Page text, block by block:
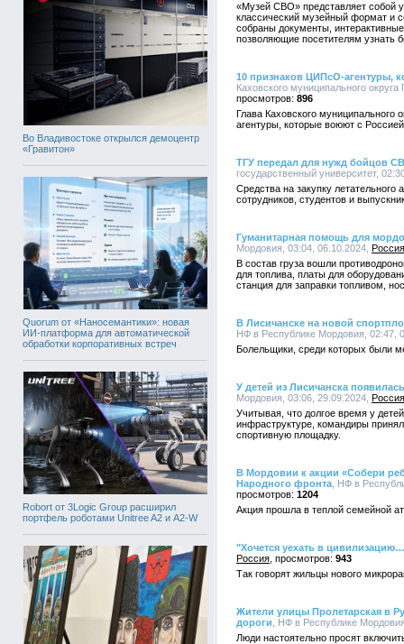
Во Владивостоке открылся демоцентр
«Гравитон»
Quorum от «Наносемантики»: новая
ИИ-платформа для автоматической
обработки корпоративных встреч
Robort от 3Logic Group расширил
портфель роботами Unitree A2 и A2-W
«Музей СВО» представляет собой
классический музейный формат и
собраны документы,
позволяющие посетителям узнать
10 признаков ЦИПсО-агентуры,
Каховского муниципального
896
Глава Каховского
агентуры, которые воюют с
ТГУ передал для нужд бойцов
государственный университет,
Средства на закупку
сотрудников, студентов и
Гуманитарная помощь для
Мордовия, 03:04, 06.10.2024, Россия
В состав груза вошли
для топлива, платы для
станция для заправки топливом,
В Лисичанске на новой
НФ в Республике Мордовия, 02:47,
Болельщики, среди которых были
У детей из Лисичанска
Мордовия, 03:06, 29.09.2024, Россия
Учитывая, что долгое время у
инфраструктуре, командиры
спортивную площадку.
В Мордовии к акции «Собери
Народного фронта , НФ в
1204
Акция прошла в теплой семейной
"Хочется уехать в
Россия
943
Так говорят жильцы нового
Жители улицы Пролетарская в
дороги , НФ в Республике
Люди настоятельно просят